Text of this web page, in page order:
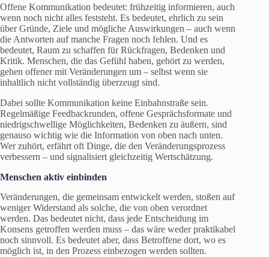
Offene Kommunikation bedeutet: frühzeitig informieren, auch
wenn noch nicht alles feststeht. Es bedeutet, ehrlich zu sein
über Gründe, Ziele und mögliche Auswirkungen – auch wenn
die Antworten auf manche Fragen noch fehlen. Und es
bedeutet, Raum zu schaffen für Rückfragen, Bedenken und
Kritik. Menschen, die das Gefühl haben, gehört zu werden,
gehen offener mit Veränderungen um – selbst wenn sie
inhaltlich nicht vollständig überzeugt sind.
Dabei sollte Kommunikation keine Einbahnstraße sein.
Regelmäßige Feedbackrunden, offene Gesprächsformate und
niedrigschwellige Möglichkeiten, Bedenken zu äußern, sind
genauso wichtig wie die Information von oben nach unten.
Wer zuhört, erfährt oft Dinge, die den Veränderungsprozess
verbessern – und signalisiert gleichzeitig Wertschätzung.
Menschen aktiv einbinden
Veränderungen, die gemeinsam entwickelt werden, stoßen auf
weniger Widerstand als solche, die von oben verordnet
werden. Das bedeutet nicht, dass jede Entscheidung im
Konsens getroffen werden muss – das wäre weder praktikabel
noch sinnvoll. Es bedeutet aber, dass Betroffene dort, wo es
möglich ist, in den Prozess einbezogen werden sollten.